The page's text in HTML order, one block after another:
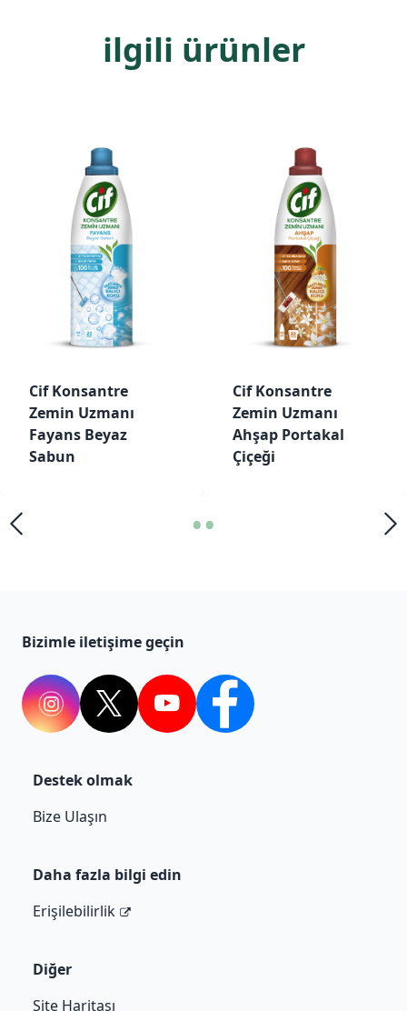
ilgili ürünler
Cif Konsantre
Zemin Uzmanı
Fayans Beyaz
Sabun
Cif Konsantre
Zemin Uzmanı
Ahşap Portakal
Çiçeği
••
Bizimle iletişime geçin
InstagramTwitter YouTube Facebook
Destek olmak
Bize Ulaşın
Daha fazla bilgi edin
Erişilebilirlik
Diğer
Site Haritası